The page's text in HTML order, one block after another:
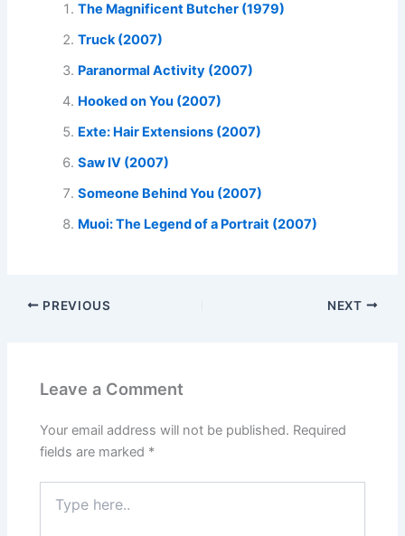
The Magnificent Butcher (1979)
Truck (2007)
Paranormal Activity (2007)
Hooked on You (2007)
Exte: Hair Extensions (2007)
Saw IV (2007)
Someone Behind You (2007)
Muoi: The Legend of a Portrait (2007)
PREVIOUS NEXT
Leave a Comment
Your email address will not be published. Required
fields are marked *
here..